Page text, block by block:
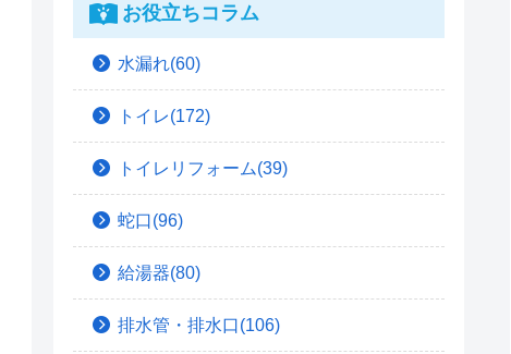
お役立ちコラム
水漏れ(60)
トイレ(172)
トイレリフォーム(39)
蛇口(96)
給湯器(80)
排水管・排水口(106)